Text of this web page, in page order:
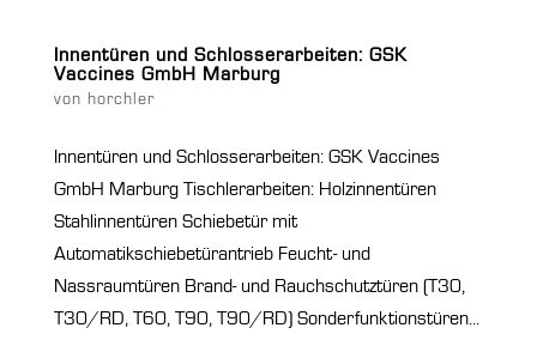
Innentüren und Schlosserarbeiten: GSK
Vaccines GmbH Marburg
von horchler
Innentüren und Schlosserarbeiten: GSK Vaccines
GmbH Marburg Tischlerarbeiten: Holzinnentüren
Stahlinnentüren Schiebetür mit
Automatikschiebetürantrieb Feucht- und
Nassraumtüren Brand- und Rauchschutztüren (T30,
T30/RD, T60, T90, T90/RD) Sonderfunktionstüren...